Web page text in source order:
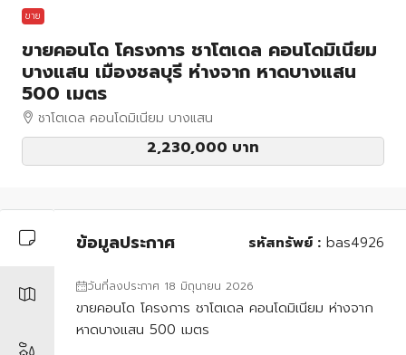
ขาย
ขายคอนโด โครงการ ชาโตเดล คอนโดมิเนียม
บางแสน เมืองชลบุรี ห่างจาก หาดบางแสน
500 เมตร
ชาโตเดล คอนโดมิเนียม บางแสน
2,230,000 บาท
ข้อมูลประกาศ รหัสทรัพย์ : bas4926
วันที่ลงประกาศ 18 มิถุนายน 2026
ขายคอนโด โครงการ ชาโตเดล คอนโดมิเนียม ห่างจาก
หาดบางแสน 500 เมตร